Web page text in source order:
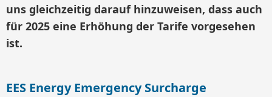
uns gleichzeitig darauf hinzuweisen, dass auch
für 2025 eine Erhöhung der Tarife vorgesehen
ist.
EES Energy Emergency Surcharge